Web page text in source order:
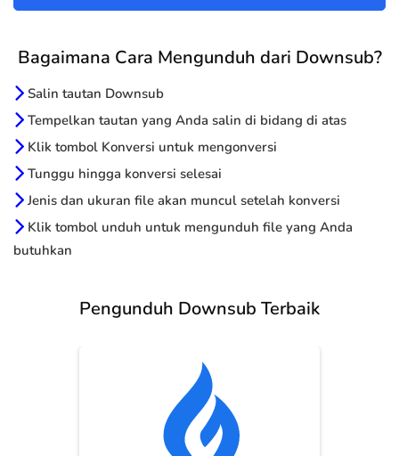
Bagaimana Cara Mengunduh dari Downsub?
Salin tautan Downsub
Tempelkan tautan yang Anda salin di bidang di atas
Klik tombol Konversi untuk mengonversi
Tunggu hingga konversi selesai
Jenis dan ukuran file akan muncul setelah konversi
Klik tombol unduh untuk mengunduh file yang Anda
butuhkan
Pengunduh Downsub Terbaik